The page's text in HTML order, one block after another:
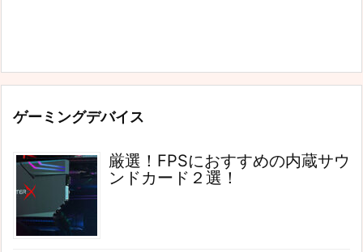
ゲーミングデバイス
厳選！FPSにおすすめの内蔵サウ
ンドカード２選！